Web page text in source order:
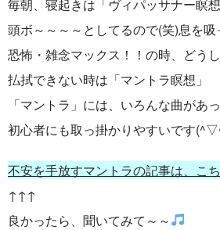
毎朝、寝起きは「ヴィパッサナー瞑
頭ボ～～～～としてるので(笑)息を吸
恐怖・雑念マックス！！の時、どう
払拭できない時は「マントラ瞑想」
「マントラ」には、いろんな曲があ
初心者にも取っ掛かりやすいです
不安を手放すマントラの記事は、こ
↑↑↑
良かったら、聞いてみて～～